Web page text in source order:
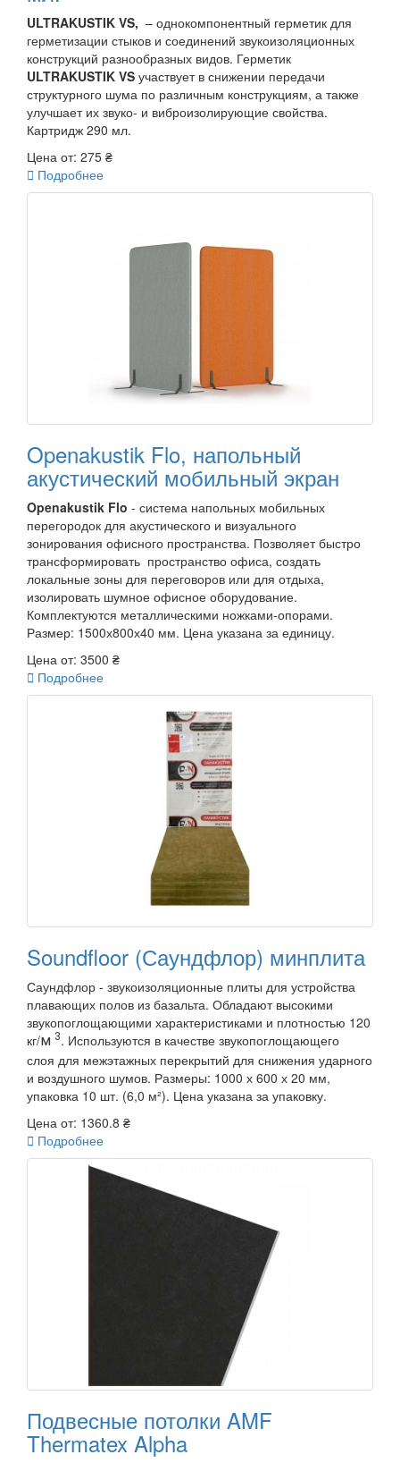
ULTRAKUSTIK VS, – однокомпонентный герметик для
герметизации стыков и соединений звукоизоляционных
конструкций разнообразных видов. Герметик
ULTRAKUSTIK VS участвует в снижении передачи
структурного шума по различным конструкциям, а также
улучшает их звуко- и виброизолирующие свойства.
Картридж 290 мл.
Цена от: 275 ₴
 Подробнее
Openakustik Flo, напольный
акустический мобильный экран
Openakustik Flo - система напольных мобильных
перегородок для акустического и визуального
зонирования офисного пространства. Позволяет быстро
трансформировать пространство офиса, создать
локальные зоны для переговоров или для отдыха,
изолировать шумное офисное оборудование.
Комплектуются металлическими ножками-опорами.
Размер: 1500х800х40 мм. Цена указана за единицу.
Цена от: 3500 ₴
 Подробнее
Soundfloor (Саундфлор) минплита
Саундфлор - звукоизоляционные плиты для устройства
плавающих полов из базальта. Обладают высокими
звукопоглощающими характеристиками и плотностью 120
кг/м 3. Используются в качестве звукопоглощающего
слоя для межэтажных перекрытий для снижения ударного
и воздушного шумов. Размеры: 1000 х 600 х 20 мм,
упаковка 10 шт. (6,0 м²). Цена указана за упаковку.
Цена от: 1360.8 ₴
 Подробнее
Подвесные потолки AMF
Thermatex Alpha